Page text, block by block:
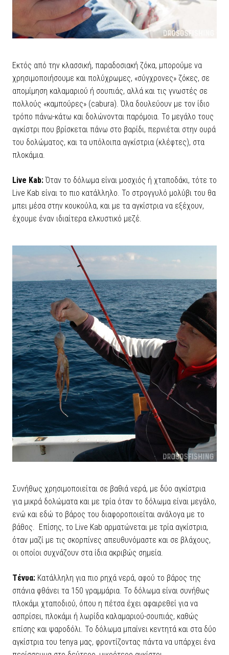
Εκτός από την κλασσική, παραδοσιακή ζόκα, μπορούμε να
χρησιμοποιήσουμε και πολύχρωμες, «σύγχρονες» ζόκες, σε
απομίμηση καλαμαριού ή σουπιάς, αλλά και τις γνωστές σε
πολλούς «καμπούρες» (cabura). Όλα δουλεύουν με τον ίδιο
τρόπο πάνω-κάτω και δολώνονται παρόμοια. Το μεγάλο τους
αγκίστρι που βρίσκεται πάνω στο βαρίδι, περνιέται στην ουρά
του δολώματος, και τα υπόλοιπα αγκίστρια (κλέφτες), στα
πλοκάμια.
Live Kab: Όταν το δόλωμα είναι μοσχιός ή χταποδάκι, τότε το
Live Kab είναι το πιο κατάλληλο. Το στρογγυλό μολύβι του θα
μπει μέσα στην κουκούλα, και με τα αγκίστρια να εξέχουν,
έχουμε έναν ιδιαίτερα ελκυστικό μεζέ.
Συνήθως χρησιμοποιείται σε βαθιά νερά, με δύο αγκίστρια
για μικρά δολώματα και με τρία όταν το δόλωμα είναι μεγάλο,
ενώ και εδώ το βάρος του διαφοροποιείται ανάλογα με το
βάθος. Επίσης, το Live Kab αρματώνεται με τρία αγκίστρια,
όταν μαζί με τις σκορπίνες απευθυνόμαστε και σε βλάχους,
οι οποίοι συχνάζουν στα ίδια ακριβώς σημεία.
Τένυα: Κατάλληλη για πιο ρηχά νερά, αφού το βάρος της
σπάνια φθάνει τα 150 γραμμάρια. Το δόλωμα είναι συνήθως
πλοκάμι χταποδιού, όπου η πέτσα έχει αφαιρεθεί για να
ασπρίσει, πλοκάμι ή λωρίδα καλαμαριού-σουπιάς, καθώς
επίσης και ψαροδόλι. Το δόλωμα μπαίνει κεντητά και στα δύο
αγκίστρια του tenya μας, φροντίζοντας πάντα να υπάρχει ένα